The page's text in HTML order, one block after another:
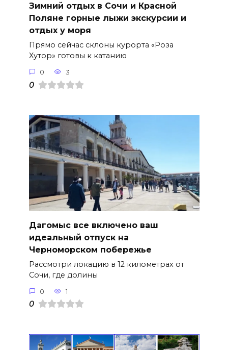
Зимний отдых в Сочи и Красной
Поляне горные лыжи экскурсии и
отдых у моря
Прямо сейчас склоны курорта «Роза
Хутор» готовы к катанию
0 3
0
Дагомыс все включено ваш
идеальный отпуск на
Черноморском побережье
Рассмотри локацию в 12 километрах от
Сочи, где долины
0 1
0